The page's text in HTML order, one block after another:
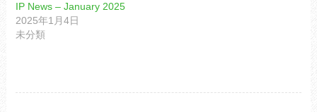
IP News – January 2025
2025年1月4日
未分類